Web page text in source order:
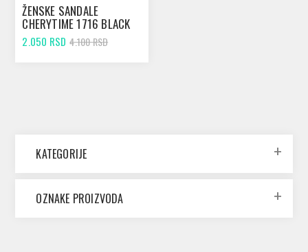
ŽENSKE SANDALE
CHERYTIME 1716 BLACK
2.050 RSD 4.100 RSD
KATEGORIJE
OZNAKE PROIZVODA